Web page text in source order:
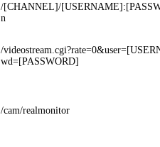
/[CHANNEL]/
n
/
wd=[PASSWORD]
/cam/realmonitor